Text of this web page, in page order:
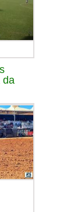
da